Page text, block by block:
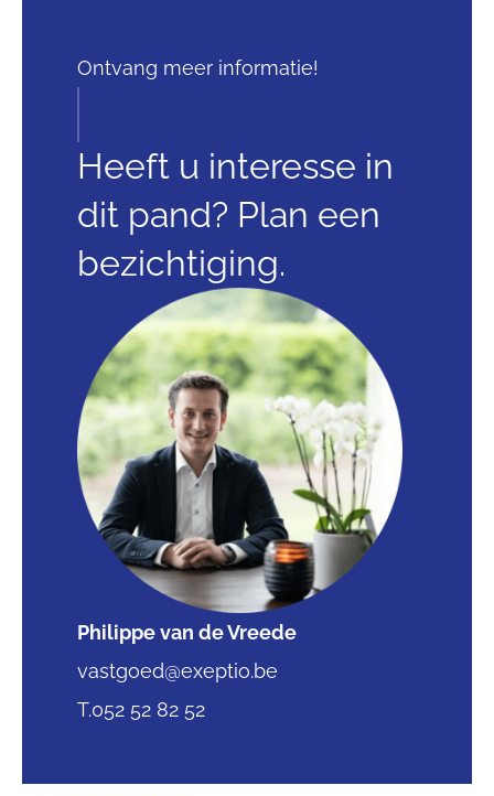
Ontvang meer informatie!
Heeft u interesse in
dit pand? Plan een
bezichtiging.
Philippe van de Vreede
vastgoed@exeptio.be
T.052 52 82 52